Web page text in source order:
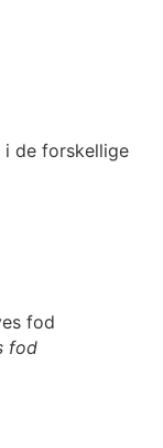
i de forskellige
fod